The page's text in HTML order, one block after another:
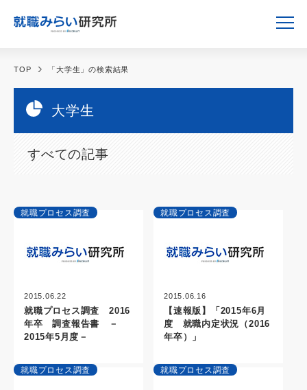
TOP 「大学生」の検索結果
大学生
すべての記事
就職プロセス調査
2015.06.22
就職プロセス調査 2016
年卒 調査報告書 －
2015年5月度－
就職プロセス調査
2015.06.16
【速報版】「2015年6月
度 就職内定状況（2016
年卒）」
就職プロセス調査 就職プロセス調査